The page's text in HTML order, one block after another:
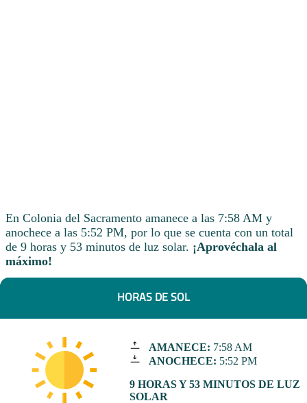
En Colonia del Sacramento amanece a las 7:58 AM y
anochece a las 5:52 PM, por lo que se cuenta con un total
de 9 horas y 53 minutos de luz solar. ¡Aprovéchala al
máximo!
HORAS DE SOL
AMANECE: 7:58 AM
ANOCHECE: 5:52 PM
9 HORAS Y 53 MINUTOS DE LUZ
SOLAR